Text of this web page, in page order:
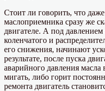
Стоит ли говорить, что
маслоприемника сразу же
двигателе. А под
коленчатого и
его снижения, начинают
результате, после пуска
аварийного давления
мигать, либо горит
ремонта двигатель